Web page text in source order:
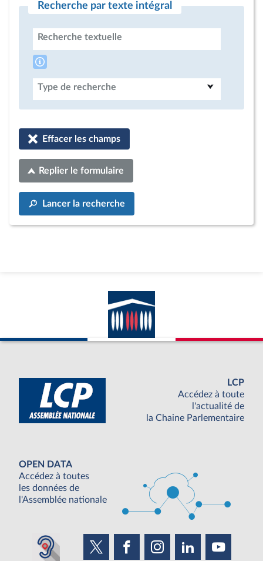
Recherche par texte intégral
Recherche textuelle
Type de recherche
Effacer les champs
Replier le formulaire
Lancer la recherche
LCP
Accédez à toute
l'actualité de
la Chaine Parlementaire
OPEN DATA
Accédez à toutes
les données de
l'Assemblée nationale